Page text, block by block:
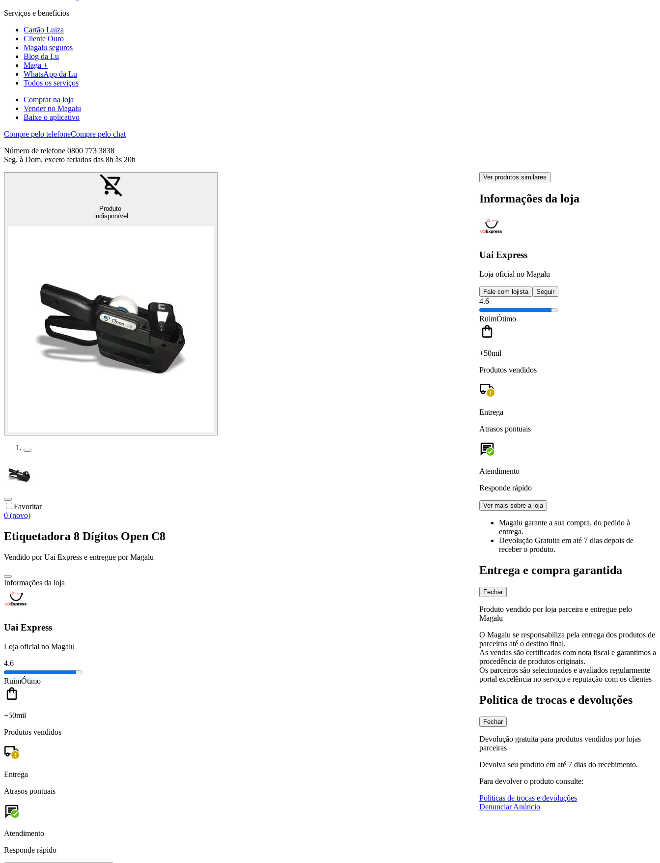
Serviços e benefícios
Cartão Luiza
Cliente Ouro
Magalu seguros
Blog da Lu
Maga +
WhatsApp da Lu
Todos os serviços
Comprar na loja
Vender no Magalu
Baixe o aplicativo
Compre pelo telefoneCompre pelo chat
Número de telefone 0800 773 3838
Seg. à Dom. exceto feriados das 8h às 20h
Produto
indisponível
Favoritar
0 (novo)
Etiquetadora 8 Dígitos Open C8
Vendido porUai Express e entregue por Magalu
Informações da loja
Uai Express
Loja oficial no Magalu
4.6
RuimÓtimo
+50mil
Produtos vendidos
Entrega
Atrasos pontuais
Atendimento
Responde rápido
Ver produtos similares
Informações da loja
Uai Express
Loja oficial no Magalu
Fale com lojista Seguir
4.6
RuimÓtimo
+50mil
Produtos vendidos
Entrega
Atrasos pontuais
Atendimento
Responde rápido
Ver mais sobre a loja
Magalu garante a sua compra, do pedido à
entrega.
Devolução Gratuita em até 7 dias depois de
receber o produto.
Entrega e compra garantida
Fechar
Produto vendido por loja parceira e entregue pelo
Magalu
O Magalu se responsabiliza pela entrega dos produtos de
parceiros até o destino final.
As vendas são certificadas com nota fiscal e garantimos a
procedência de produtos originais.
Os parceiros são selecionados e avaliados regularmente
portal excelência no serviço e reputação com os clientes
Política de trocas e devoluções
Fechar
Devolução gratuita para produtos vendidos por lojas
parceiras
Devolva seu produto em até 7 dias do recebimento.
Para devolver o produto consulte:
Políticas de trocas e devoluções
Denunciar Anúncio